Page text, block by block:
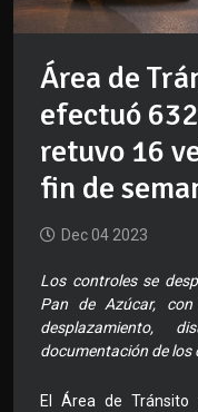
Área de
efectuó
retuvo 16
fin de
Dec 04 2023
Los controles se
Pan de Azúcar,
desplazamiento,
documentación de los
El Área de